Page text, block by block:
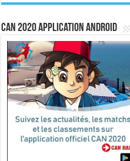
CAN 2020 Application Android